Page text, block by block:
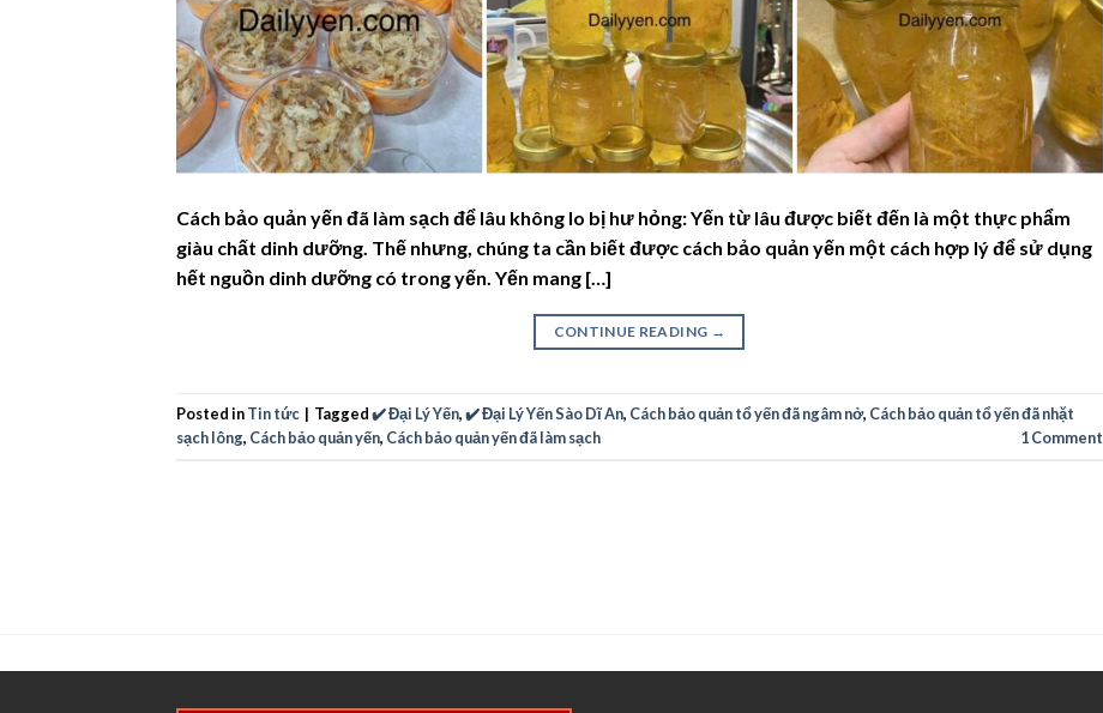
Cách bảo quản yến đã làm sạch để lâu không lo bị hư hỏng: Yến từ lâu được biết đến là một thực phẩm
giàu chất dinh dưỡng. Thế nhưng, chúng ta cần biết được cách bảo quản yến một cách hợp lý để sử dụng
hết nguồn dinh dưỡng có trong yến. Yến mang […]
CONTINUE READING →
Posted inTin tức | Tagged✔️ Đại Lý Yến,✔️ Đại Lý Yến Sào Dĩ An, Cách bảo quản tổ yến đã ngâm nở, Cách bảo quản tổ yến đã nhặt
sạch lông, Cách bảo quản yến, Cách bảo quản yến đã làm sạch 1Comment